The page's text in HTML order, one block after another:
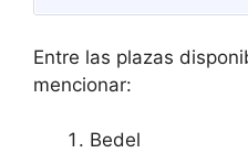
Entre las plazas
mencionar:
Bedel